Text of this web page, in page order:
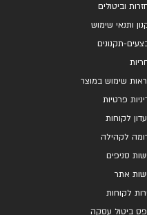
וביטולים
ותנאי שימוש
תקנונים
שימוש במוצר
פרטיות
לקוחות
לקהילה
סניפים
אתר
לקוחות
ביטול עסקה